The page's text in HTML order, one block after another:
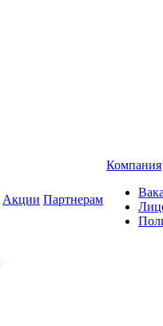
Акции Партнерам
Компания